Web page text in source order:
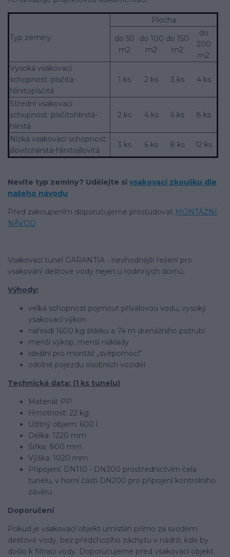
Typ zeminy
Plocha
do 50
m2
do 100
m2
do 150
m2
do
200
m2
Vysoká vsakovací
schopnost: písčitá-
hlinitopísčitá
1 ks 2 ks 3 ks 4 ks
Střední vsakovací
schopnost: písčitohlinitá-
hlinitá
2 ks 4 ks 6 ks 8 ks
Nízká vsakovací schopnost:
jílovitohlinitá-hlinitojílovitá
3 ks 6 ks 8 ks 12 ks
Nevíte typ zeminy? Udělejte si vsakovací zkoušku dle
našeho návodu
Před zakoupením doporučujeme prostudovat MONTÁŽNÍ
NÁVOD
Vsakovací tunel GARANTIA - nevhodnější řešení pro
vsakování dešťové vody nejen u rodinných domů.
Výhody:
velká schopnost pojmout přívalovou vodu, vysoký
vsakovací výkon
nahradí 1600 kg štěrku a 74 m drenážního potrubí
menší výkop, menší náklady
ideální pro montáž „svépomocí"
odolné pojezdu osobních vozidel
Technická data: (1 ks tunelu)
Materiál: PP
Hmotnost: 22 kg
Užitný objem: 600 l
Délka: 1220 mm
Šířka: 800 mm
Výška: 1020 mm
Připojení: DN110 - DN300 prostřednictvím čela
tunelu, v horní části DN200 pro připojení kontrolního
závěru
Doporučení
Pokud je vsakovací objekt umístěn přímo za svodem
dešťové vody, bez předchozího záchytu v nádrži, kde by
došlo k filtraci vody. Doporučujeme před vsakovací objekt